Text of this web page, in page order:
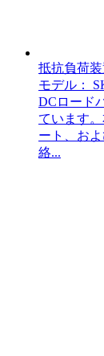
抵抗負荷
モデル：
DCロード
ています
ート、お
絡...